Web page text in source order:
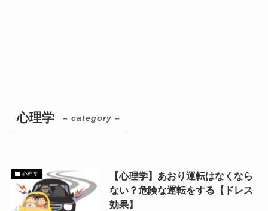
心理学 – category –
心理学
【心理学】あおり運転はなくなら
ない？危険な運転をする【ドレス
効果】